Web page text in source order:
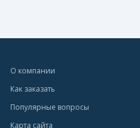
О компании
Как заказать
Популярные вопросы
Карта сайта